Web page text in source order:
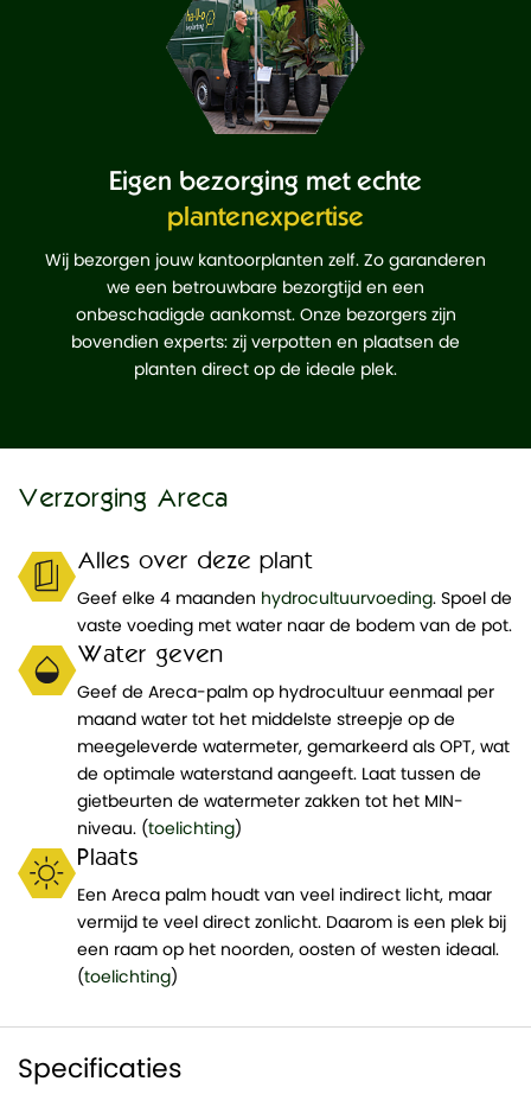
Eigen bezorging met echte
plantenexpertise
Wij bezorgen jouw kantoorplanten zelf. Zo garanderen
we een betrouwbare bezorgtijd en een
onbeschadigde aankomst. Onze bezorgers zijn
bovendien experts: zij verpotten en plaatsen de
planten direct op de ideale plek.
Verzorging Areca
Alles over deze plant
Geef elke 4 maanden hydrocultuurvoeding. Spoel de
vaste voeding met water naar de bodem van de pot.
Water geven
Geef de Areca-palm op hydrocultuur eenmaal per
maand water tot het middelste streepje op de
meegeleverde watermeter, gemarkeerd als OPT, wat
de optimale waterstand aangeeft. Laat tussen de
gietbeurten de watermeter zakken tot het MIN-
niveau. (toelichting)
Plaats
Een Areca palm houdt van veel indirect licht, maar
vermijd te veel direct zonlicht. Daarom is een plek bij
een raam op het noorden, oosten of westen ideaal.
(toelichting)
Specificaties